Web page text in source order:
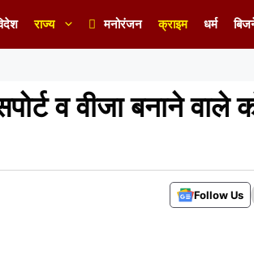
राज्य मनोरंजन क्राइम धर्म
व वीजा बनाने वाले
Follow Us